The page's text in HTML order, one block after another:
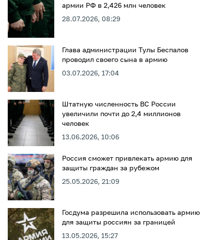
армии РФ в 2,426 млн человек
28.07.2026, 08:29
Глава администрации Тулы Беспалов
проводил своего сына в армию
03.07.2026, 17:04
Штатную численность ВС России
увеличили почти до 2,4 миллионов
человек
13.06.2026, 10:06
Россия сможет привлекать армию для
защиты граждан за рубежом
25.05.2026, 21:09
Госдума разрешила использовать армию
для защиты россиян за границей
13.05.2026, 15:27